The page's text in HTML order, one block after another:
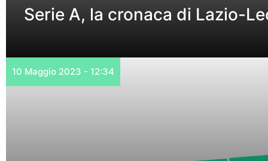
Serie A, la cronaca di Lazio-
10 Maggio 2023 - 12:34